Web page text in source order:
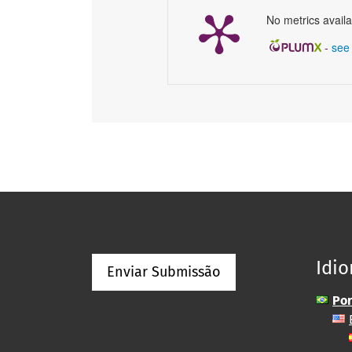
No metrics
-
Enviar Submissão